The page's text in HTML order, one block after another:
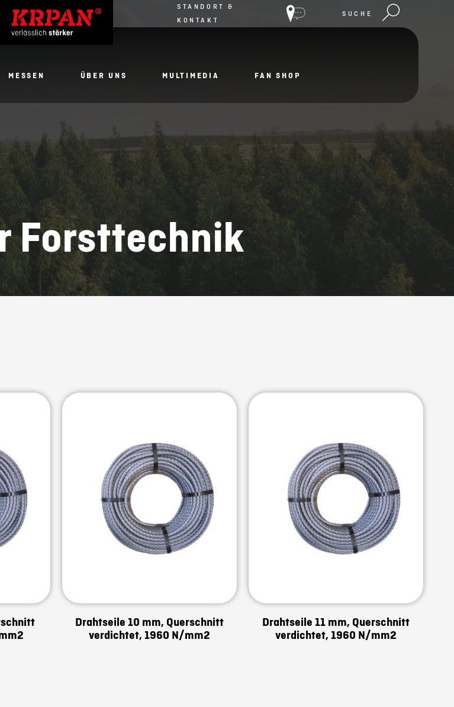
STANDORT &
KONTAKT
SUCHE
MESSEN ÜBER UNS MULTIMEDIA FAN SHOP
Forsttechnik
Drahtseile 10 mm, Querschnitt
verdichtet, 1960 N/mm2
Drahtseile 11 mm, Querschnitt
verdichtet, 1960 N/mm2